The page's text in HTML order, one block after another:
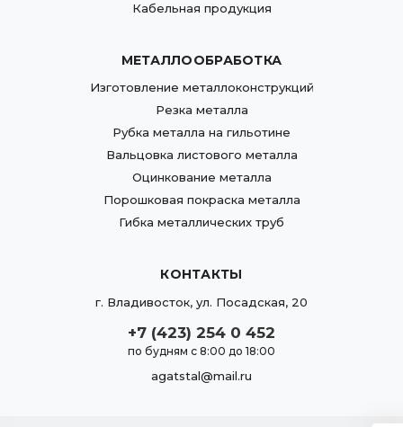
Кабельная продукция
МЕТАЛЛООБРАБОТКА
Изготовление металлоконструкций
Резка металла
Рубка металла на гильотине
Вальцовка листового металла
Оцинкование металла
Порошковая покраска металла
Гибка металлических труб
КОНТАКТЫ
г. Владивосток, ул. Посадская, 20
+7 (423) 254 0 452
по будням с 8:00 до 18:00
agatstal@mail.ru